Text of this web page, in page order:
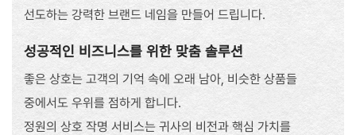
선도하는 강력한 브랜드 네임을 만들어 드립니다.
성공적인 비즈니스를 위한 맞춤 솔루션
좋은 상호는 고객의 기억 속에 오래 남아, 비슷한 상품들
중에서도 우위를 점하게 합니다.
정원의 상호 작명 서비스는 귀사의 비전과 핵심 가치를